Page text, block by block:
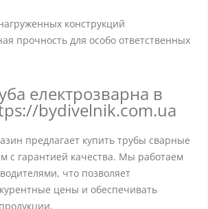
конструкций
прочность для особо ответственных
електрозварна в
bydivelnik.com.ua
предлагает купить трубы сварные
с гарантией качества. Мы работаем
что позволяет
цены и обеспечивать